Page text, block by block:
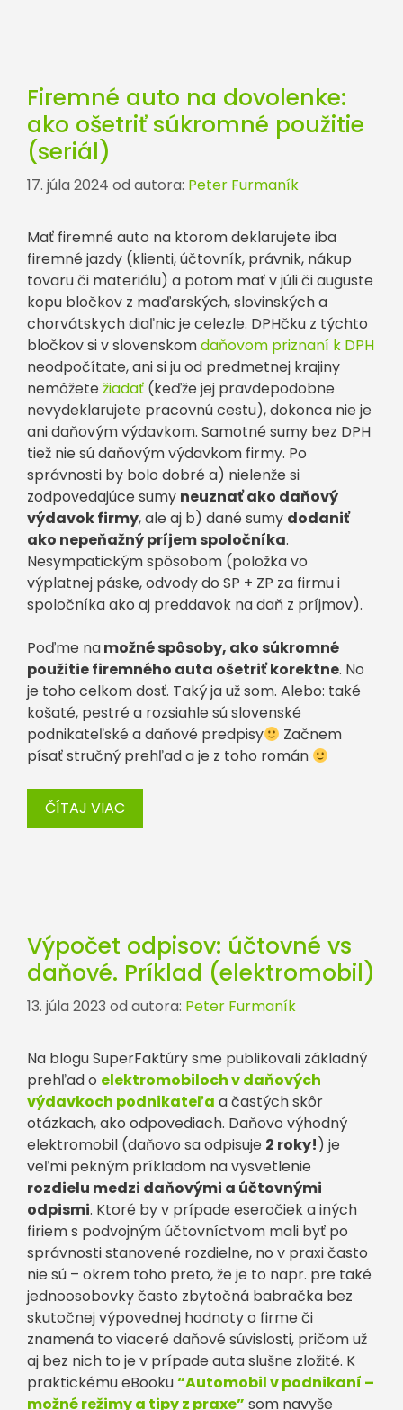
Firemné auto na dovolenke:
ako ošetriť súkromné použitie
(seriál)
17. júla 2024 od autora: Peter Furmaník
Mať firemné auto na ktorom deklarujete iba
firemné jazdy (klienti, účtovník, právnik, nákup
tovaru či materiálu) a potom mať v júli či auguste
kopu bločkov z maďarských, slovinských a
chorvátskych diaľnic je celezle. DPHčku z týchto
bločkov si v slovenskomdaňovom priznaní k DPH
neodpočítate, ani si ju od predmetnej krajiny
nemôžete žiadať (keďže jej pravdepodobne
nevydeklarujete pracovnú cestu), dokonca nie je
ani daňovým výdavkom. Samotné sumy bez DPH
tiež nie sú daňovým výdavkom firmy. Po
správnosti by bolo dobré a) nielenže si
zodpovedajúce sumy neuznať ako daňový
výdavok firmy, ale aj b) dané sumy dodaniť
ako nepeňažný príjem spoločníka.
Nesympatickým spôsobom (položka vo
výplatnej páske, odvody do SP + ZP za firmu i
spoločníka ako aj preddavok na daň z príjmov).
Poďme namožné spôsoby, ako súkromné
použitie firemného auta ošetriť korektne. No
je toho celkom dosť. Taký ja už som. Alebo: také
košaté, pestré a rozsiahle sú slovenské
podnikateľské a daňové predpisy
Začnem
písať stručný prehľad a je z toho román
ČÍTAJ VIAC
Výpočet odpisov: účtovné vs
daňové. Príklad (elektromobil)
13. júla 2023 od autora: Peter Furmaník
Na blogu SuperFaktúry sme publikovali základný
prehľad o elektromobiloch v daňových
výdavkoch podnikateľa a častých skôr
otázkach, ako odpovediach. Daňovo výhodný
elektromobil (daňovo sa odpisuje 2 roky!) je
veľmi pekným príkladom na vysvetlenie
rozdielu medzi daňovými a účtovnými
odpismi. Ktoré by v prípade eseročiek a iných
firiem s podvojným účtovníctvom mali byť po
správnosti stanovené rozdielne, no v praxi často
nie sú – okrem toho preto, že je to napr. pre také
jednoosobovky často zbytočná babračka bez
skutočnej výpovednej hodnoty o firme či
znamená to viaceré daňové súvislosti, pričom už
aj bez nich to je v prípade auta slušne zložité. K
praktickému eBooku“Automobil v podnikaní –
možné režimy a tipy z praxe” som navyše